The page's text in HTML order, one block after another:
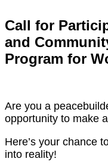
Call for
and
Program for
Are you a
opportunity to make
Here’s your chance
into reality!